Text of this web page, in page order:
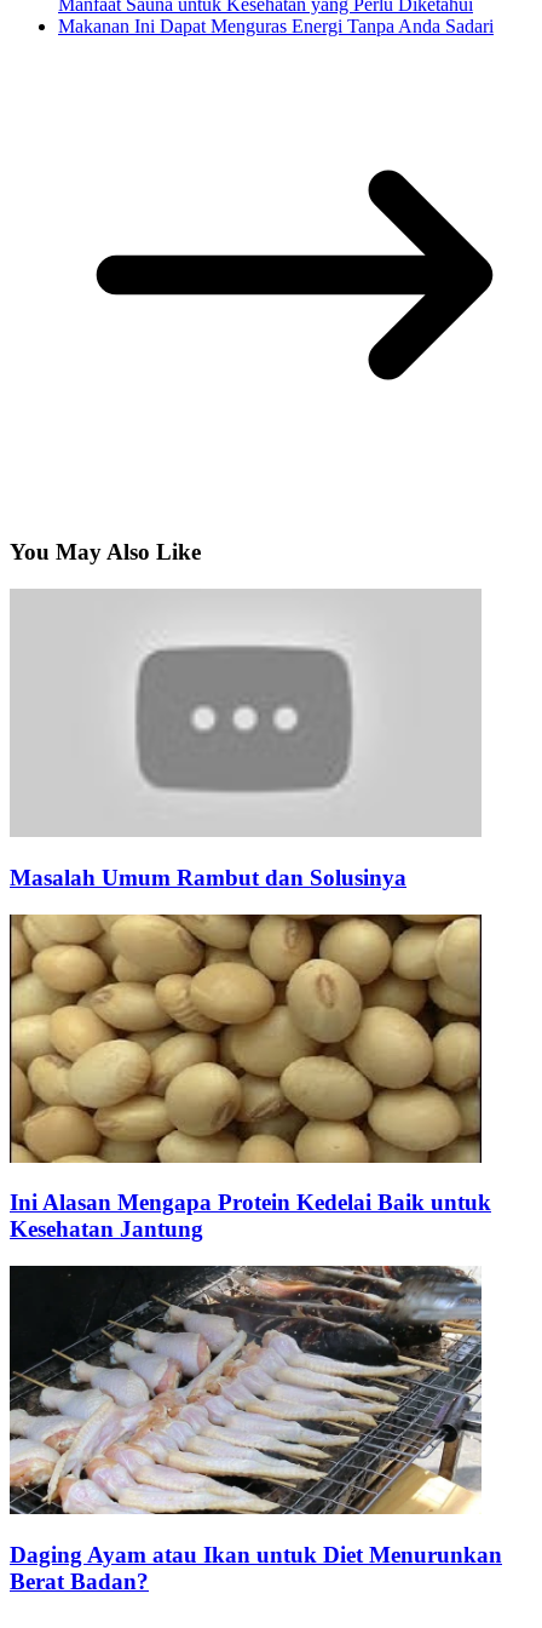
Makanan Ini Dapat Menguras Energi Tanpa Anda Sadari
You May Also Like
Masalah Umum Rambut dan Solusinya
Ini Alasan Mengapa Protein Kedelai Baik untuk
Kesehatan Jantung
Daging Ayam atau Ikan untuk Diet Menurunkan
Berat Badan?